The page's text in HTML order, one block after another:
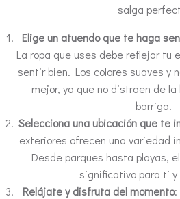
salga
Elige un atuendo que te haga
La ropa que uses debe reflejar tu
sentir bien. Los colores suaves y
mejor, ya que no distraen de
barriga.
Selecciona una ubicación que te
exteriores ofrecen una variedad
Desde parques hasta playas,
significativo para ti
Relájate y disfruta del momento: